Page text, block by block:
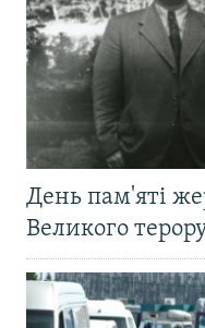
День пам'яті
Великого